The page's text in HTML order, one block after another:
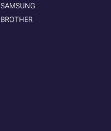
SAMSUNG
BROTHER